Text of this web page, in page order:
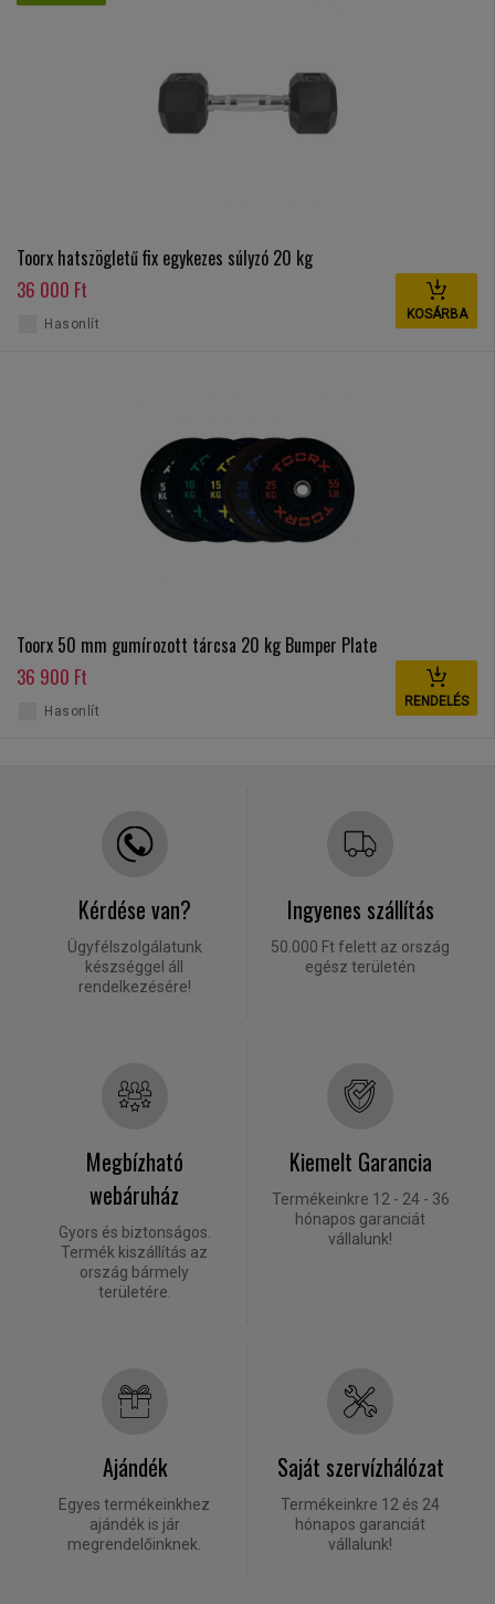
Toorx hatszögletű fix egykezes súlyzó 20 kg
36 000 Ft
KOSÁRBA
Hasonlít
Toorx 50 mm gumírozott tárcsa 20 kg Bumper Plate
36 900 Ft
RENDELÉS
Hasonlít
Kérdése van?
Ügyfélszolgálatunk
készséggel áll
rendelkezésére!
Ingyenes szállítás
50.000 Ft felett az ország
egész területén
Megbízható
webáruház
Gyors és biztonságos.
Termék kiszállítás az
ország bármely
területére.
Kiemelt Garancia
Termékeinkre 12 - 24 - 36
hónapos garanciát
vállalunk!
Ajándék
Egyes termékeinkhez
ajándék is jár
megrendelőinknek.
Saját szervízhálózat
Termékeinkre 12 és 24
hónapos garanciát
vállalunk!